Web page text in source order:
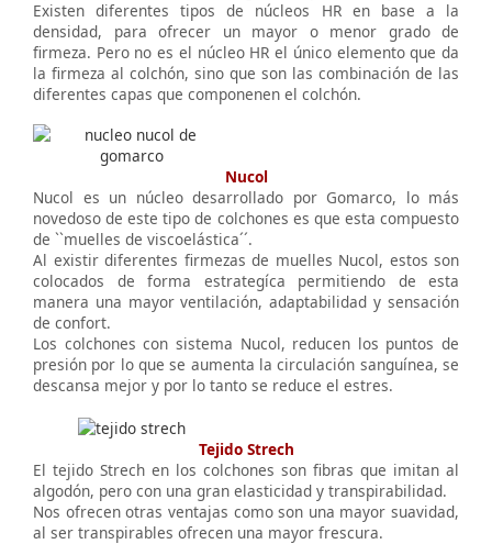
Existen diferentes tipos de núcleos HR en base a la
densidad, para ofrecer un mayor o menor grado de
firmeza. Pero no es el núcleo HR el único elemento que da
la firmeza al colchón, sino que son las combinación de las
diferentes capas que componenen el colchón.
Nucol
Nucol es un núcleo desarrollado por Gomarco, lo más
novedoso de este tipo de colchones es que esta compuesto
de ``muelles de viscoelástica´´.
Al existir diferentes firmezas de muelles Nucol, estos son
colocados de forma estrategíca permitiendo de esta
manera una mayor ventilación, adaptabilidad y sensación
de confort.
Los colchones con sistema Nucol, reducen los puntos de
presión por lo que se aumenta la circulación sanguínea, se
descansa mejor y por lo tanto se reduce el estres.
Tejido Strech
El tejido Strech en los colchones son fibras que imitan al
algodón, pero con una gran elasticidad y transpirabilidad.
Nos ofrecen otras ventajas como son una mayor suavidad,
al ser transpirables ofrecen una mayor frescura.